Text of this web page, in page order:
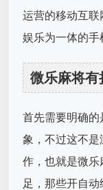
运营的移动互联
娱乐为一体的手
微乐麻将
首先需要明确
象，不过这不
作，也就是微乐
足，那些开自动